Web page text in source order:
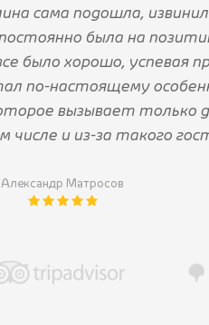
сама подошла,
была на
было хорошо, успевая
по-настоящему
вызывает только
и из-за такого
Александр Матросов